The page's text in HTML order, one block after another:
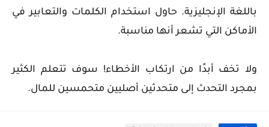
باللغة الإنجليزية. حاول استخدام الكلمات والتعابير في
الأماكن التي تشعر أنها مناسبة.
ولا تخف أبدًا من ارتكاب الأخطاء! سوف تتعلم الكثير
بمجرد التحدث إلى متحدثين أصليين متحمسين للمال.